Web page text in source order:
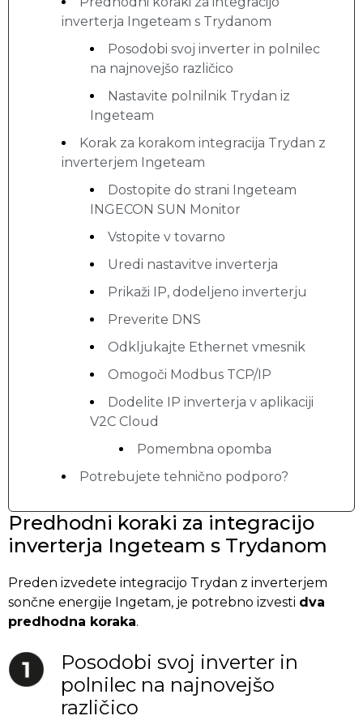
inverterja Ingeteam s Trydanom
Posodobi svoj inverter in polnilec
na najnovejšo različico
Nastavite polnilnik Trydan iz
Ingeteam
Korak za korakom integracija Trydan z
inverterjem Ingeteam
Dostopite do strani Ingeteam
INGECON SUN Monitor
Vstopite v tovarno
Uredi nastavitve inverterja
Prikaži IP, dodeljeno inverterju
Preverite DNS
Odkljukajte Ethernet vmesnik
Omogoči Modbus TCP/IP
Dodelite IP inverterja v aplikaciji
V2C Cloud
Pomembna opomba
Potrebujete tehnično podporo?
Predhodni koraki za integracijo
inverterja Ingeteam s Trydanom
Preden izvedete integracijo Trydan z inverterjem
sončne energije Ingetam, je potrebno izvesti dva
predhodna koraka.
Posodobi svoj inverter in
polnilec na najnovejšo
različico